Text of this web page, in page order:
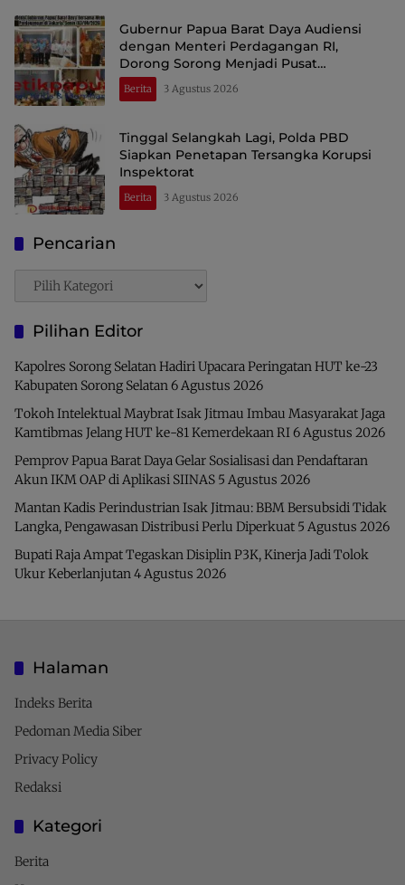
Gubernur Papua Barat Daya Audiensi
dengan Menteri Perdagangan RI,
Dorong Sorong Menjadi Pusat
Perdagangan dan Ekspor Kawasan Timur
Indonesia
Berita 3 Agustus 2026
Tinggal Selangkah Lagi, Polda PBD
Siapkan Penetapan Tersangka Korupsi
Inspektorat
Berita 3 Agustus 2026
Pencarian
Pencarian
Pilihan Editor
Kapolres Sorong Selatan Hadiri Upacara Peringatan HUT ke-23
Kabupaten Sorong Selatan6 Agustus 2026
Tokoh Intelektual Maybrat Isak Jitmau Imbau Masyarakat Jaga
Kamtibmas Jelang HUT ke-81 Kemerdekaan RI6 Agustus 2026
Pemprov Papua Barat Daya Gelar Sosialisasi dan Pendaftaran
Akun IKM OAP di Aplikasi SIINAS 5 Agustus 2026
Mantan Kadis Perindustrian Isak Jitmau: BBM Bersubsidi Tidak
Langka, Pengawasan Distribusi Perlu Diperkuat 5 Agustus 2026
Bupati Raja Ampat Tegaskan Disiplin P3K, Kinerja Jadi Tolok
Ukur Keberlanjutan4 Agustus 2026
Halaman
Indeks Berita
Pedoman Media Siber
Privacy Policy
Redaksi
Kategori
Berita